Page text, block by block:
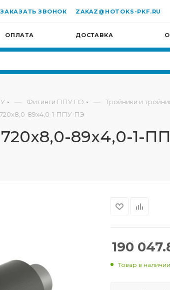
ЗАКАЗАТЬ ЗВОНОК ZAKAZ@HOTOKS-PKF.RU
ОПЛАТА ДОСТАВКА
— Фитинги ППУ ПЭ — Тройники и
89х4,0-1-ППУ-ПЭ
89х4,0-1-
190
Товар в наличии